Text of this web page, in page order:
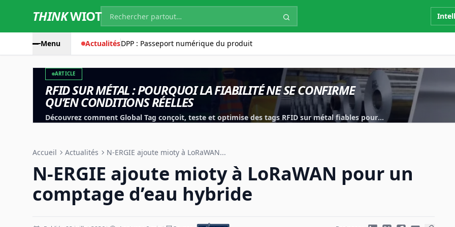
THINKWIOT
Menu ActualitésDPP : Passeport numérique du produit
ARTICLE
RFID SUR MÉTAL : POURQUOI LA FIABILITÉ NE SE CONFIRME
QU’EN CONDITIONS RÉELLES
Découvrez comment Global Tag conçoit, teste et optimise des tags RFID sur métal fiables pour
Accueil Actualités N-ERGIE ajoute mioty à LoRaWAN...
N-ERGIE ajoute mioty à LoRaWAN pour un
comptage d’eau hybride